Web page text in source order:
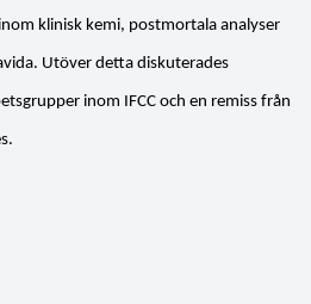
klinisk kemi, postmortala analyser
Utöver detta diskuterades
inom IFCC och en remiss från